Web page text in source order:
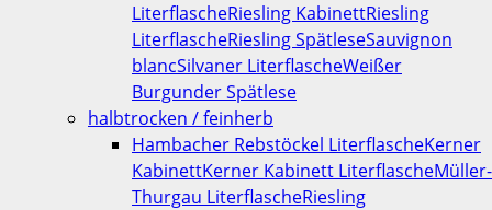
LiterflascheRiesling KabinettRiesling
LiterflascheRiesling SpätleseSauvignon
blancSilvaner LiterflascheWeißer
Burgunder Spätlese
halbtrocken / feinherb
Hambacher Rebstöckel LiterflascheKerner
KabinettKerner Kabinett LiterflascheMüller-
Thurgau LiterflascheRiesling